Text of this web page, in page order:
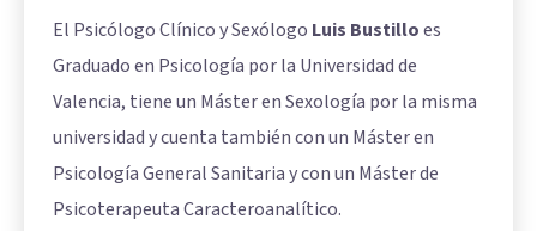
El Psicólogo Clínico y Sexólogo Luis Bustilloes
Graduado en Psicología por la Universidad de
Valencia, tiene un Máster en Sexología por la misma
universidad y cuenta también con un Máster en
Psicología General Sanitaria y con un Máster de
Psicoterapeuta Caracteroanalítico.